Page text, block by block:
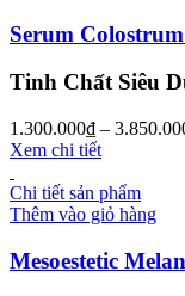
Serum
Tinh Chất Siêu
1.300.000₫ –
Xem chi tiết
Chi tiết sản phẩm
Thêm vào giỏ hàng
Mesoestetic